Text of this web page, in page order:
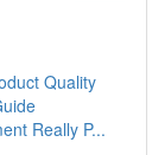
Quality
Really P...